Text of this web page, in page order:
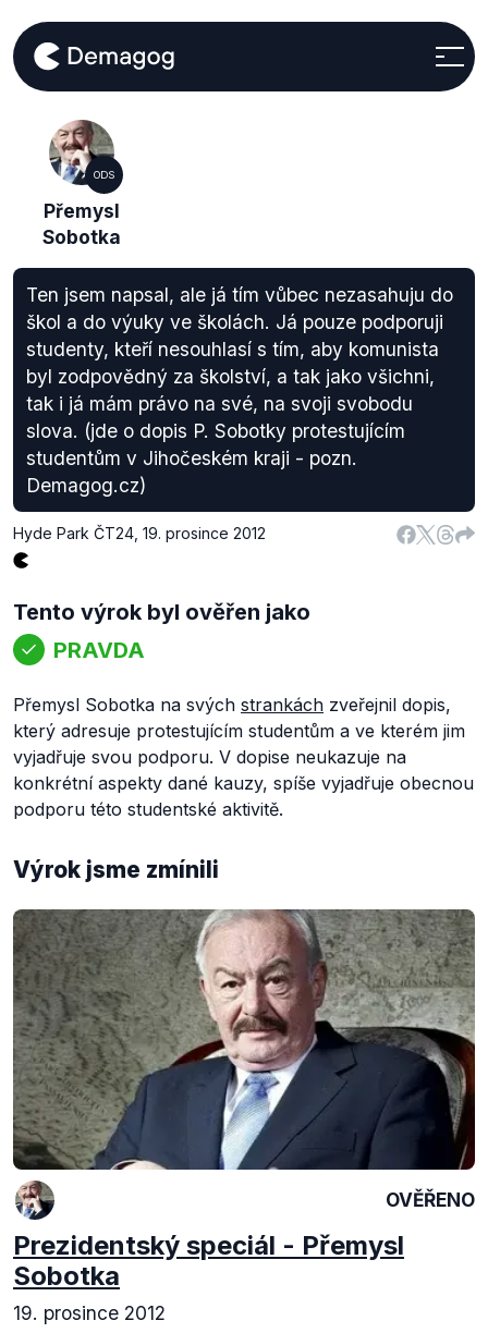
ODS
Přemysl
Sobotka
Ten jsem napsal, ale já tím vůbec nezasahuju do
škol a do výuky ve školách. Já pouze podporuji
studenty, kteří nesouhlasí s tím, aby komunista
byl zodpovědný za školství, a tak jako všichni,
tak i já mám právo na své, na svoji svobodu
slova. (jde o dopis P. Sobotky protestujícím
studentům v Jihočeském kraji - pozn.
Demagog.cz)
Hyde Park ČT24 19. prosince 2012
Tento výrok byl ověřen jako
PRAVDA
Přemysl Sobotka na svých strankách zveřejnil dopis,
který adresuje protestujícím studentům a ve kterém jim
vyjadřuje svou podporu. V dopise neukazuje na
konkrétní aspekty dané kauzy, spíše vyjadřuje obecnou
podporu této studentské aktivitě.
Výrok jsme zmínili
OVĚŘENO
Prezidentský speciál - Přemysl
Sobotka
19. prosince 2012